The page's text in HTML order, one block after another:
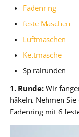
Fadenring
feste Maschen
Luftmaschen
Kettmasche
Spiralrunden
1. Runde: Wir
häkeln. Nehmen
Fadenring mit 6